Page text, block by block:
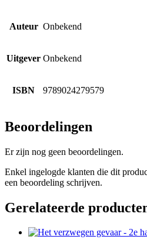
Auteur Onbekend
Uitgever Onbekend
ISBN 9789024279579
Beoordelingen
Er zijn nog geen beoordelingen.
Enkel ingelogde klanten die dit
een beoordeling schrijven.
Gerelateerde